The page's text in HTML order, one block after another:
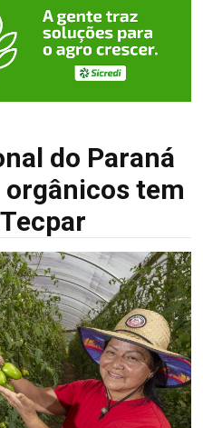
do Paraná
orgânicos tem